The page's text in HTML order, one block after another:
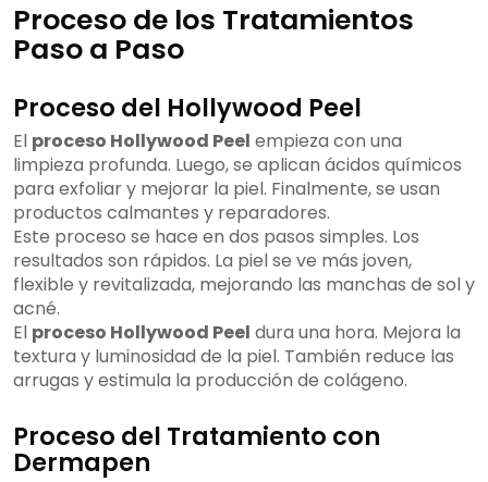
Proceso de los Tratamientos
Paso a Paso
Proceso del Hollywood Peel
El proceso Hollywood Peel empieza con una
limpieza profunda. Luego, se aplican ácidos químicos
para exfoliar y mejorar la piel. Finalmente, se usan
productos calmantes y reparadores.
Este proceso se hace en dos pasos simples. Los
resultados son rápidos. La piel se ve más joven,
flexible y revitalizada, mejorando las manchas de sol y
acné.
El proceso Hollywood Peel dura una hora. Mejora la
textura y luminosidad de la piel. También reduce las
arrugas y estimula la producción de colágeno.
Proceso del Tratamiento con
Dermapen